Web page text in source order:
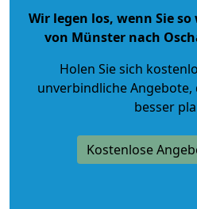
Wir legen los, wenn Sie
von Münster nach
Holen Sie sich
unverbindliche Angebote,
besser
Kostenlose